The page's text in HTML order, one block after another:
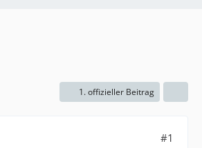
1. offizieller Beitrag
#1